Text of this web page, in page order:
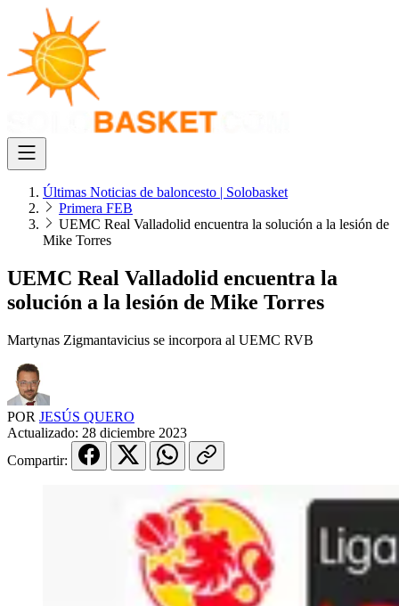
Últimas Noticias de baloncesto | Solobasket
Primera FEB
UEMC Real Valladolid encuentra la solución a la lesión de
Mike Torres
UEMC Real Valladolid encuentra la
solución a la lesión de Mike Torres
Martynas Zigmantavicius se incorpora al UEMC RVB
POR JESÚS QUERO
Actualizado: 28 diciembre 2023
Compartir: